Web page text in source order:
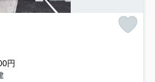
円